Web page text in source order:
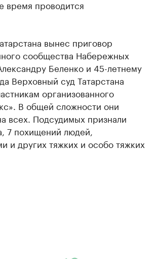
время проводится
вынес приговор
сообщества Набережных
Беленко и 45-летнему
Верховный суд Татарстана
организованного
В общей сложности они
всех. Подсудимых признали
7 похищений людей,
и других тяжких и особо тяжких